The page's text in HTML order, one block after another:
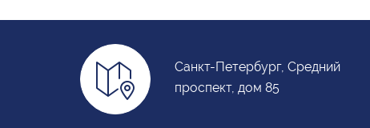
Санкт-Петербург, Средний
проспект, дом 85